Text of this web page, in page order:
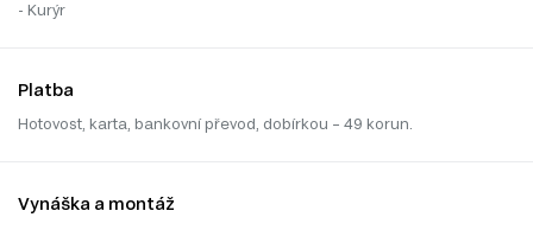
- Kurýr
Platba
Hotovost, karta, bankovní převod, dobírkou – 49 korun.
Vynáška a montáž